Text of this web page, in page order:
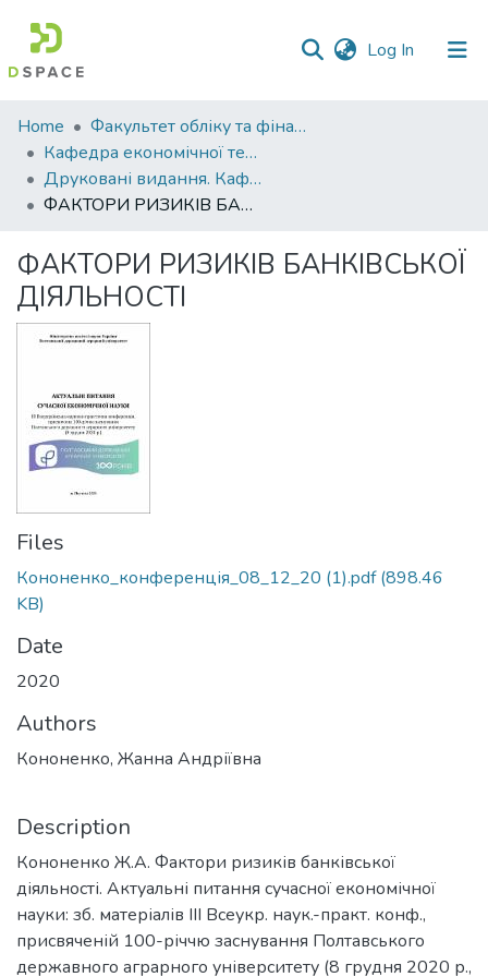
Log In (current)
Communities
&
Collections
All of DSpace
Statistics
Home
Факультет обліку та фінансів
Кафедра економічної теорії та економічних досліджень
Друковані видання. Кафедра економічної теорії та економічних досліджень
ФАКТОРИ РИЗИКІВ БАНКІВСЬКОЇ ДІЯЛЬНОСТІ
ФАКТОРИ РИЗИКІВ БАНКІВСЬКОЇ
ДІЯЛЬНОСТІ
Files
Кононенко_конференція_08_12_20 (1).pdf(898.46
KB)
Date
2020
Authors
Кононенко, Жанна Андріївна
Description
Кононенко Ж.А. Фактори ризиків банківської
діяльності. Актуальні питання сучасної економічної
науки: зб. матеріалів ІІІ Всеукр. наук.-практ. конф.,
присвяченій 100-річчю заснування Полтавського
державного аграрного університету (8 грудня 2020 р.,